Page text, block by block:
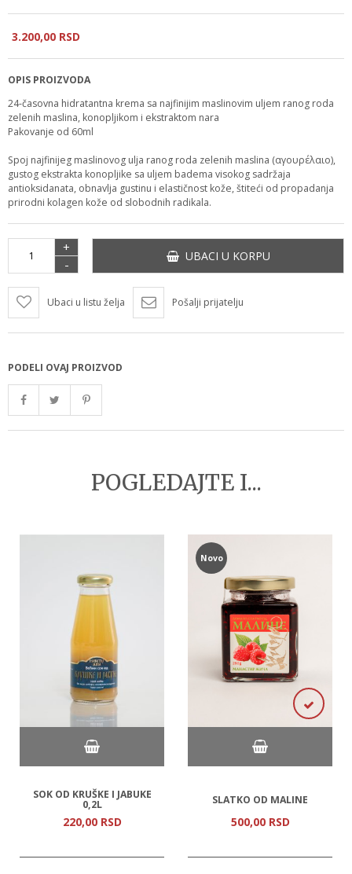
3.200,00 RSD
OPIS PROIZVODA
24-časovna hidratantna krema sa najfinijim maslinovim uljem ranog roda
zelenih maslina, konopljikom i ekstraktom nara
Pakovanje od 60ml
Spoj najfinijeg maslinovog ulja ranog roda zelenih maslina (αγουρέλαιο),
gustog ekstrakta konopljike sa uljem badema visokog sadržaja
antioksidanata, obnavlja gustinu i elastičnost kože, štiteći od propadanja
prirodni kolagen kože od slobodnih radikala.
+
-
UBACI U KORPU
Ubaci u listu želja Pošalji prijatelju
PODELI OVAJ PROIZVOD
POGLEDAJTE I...
SOK OD KRUŠKE I JABUKE
0,2L
220,00 RSD
Novo
SLATKO OD MALINE
500,00 RSD